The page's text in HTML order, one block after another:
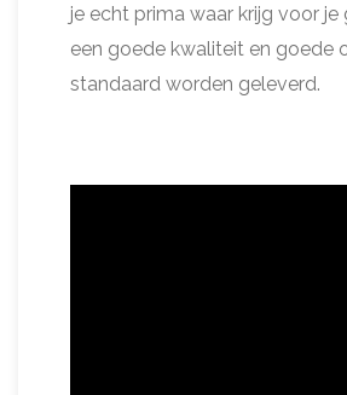
je echt prima waar krijg voor je
een goede kwaliteit en goede
standaard worden geleverd.